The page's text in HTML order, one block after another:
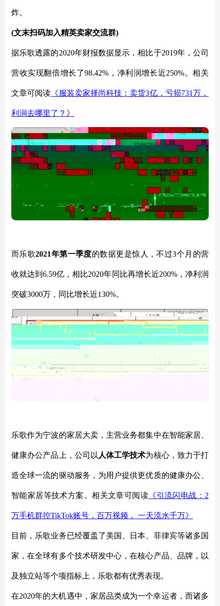
炸。
(文末扫码加入精英卖家交流群)
据乐歌透露的2020年财报数据显示，相比于2019年，公司
营收实现翻倍增长了98.42%，净利润增长近250%。相关
文章可阅读 《服装卖家择尚科技：卖货3亿，亏损731万，
利润去哪里了？》
而乐歌2021年第一季度的数据更是惊人，不过3个月的营
收就达到6.59亿，相比2020年同比再增长近200%，净利润
突破3000万，同比增长近130%。
乐歌作为宁波的家居大卖，主营业务都集中在智能家居、
健康办公产品上，公司以 人体工学技术为核心，致力于打
造全球一流的驱动服务，为用户提供更优质的健康办公、
智能家居等技术方案。相关文章可阅读 《引流闪电战： 2
万手机群控TikTok账号，百万视频， 一天流水千万》
目前，乐歌业务已经覆盖了美国、日本、菲律宾等诸多国
家，在全球有多个技术研发中心，在核心产品、品牌，以
及独立站等个项指标上，乐歌都有优秀表现。
在2020年的大机遇中，家居品类成为一个幸运者，而诸多